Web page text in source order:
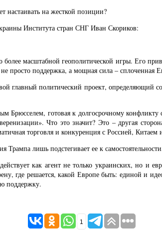
настаивать на жесткой позиции?
Института стран СНГ Иван Скориков:
более масштабной геополитической игры. Его
просто поддержка, а мощная сила – сплоченная
главный политический проект,
готовая к долгосрочному
Что это значит? Это – другая
торговля и конкуренция с Россией,
лишь подстегивает ее к
как агент не только украинских, но и
где решается, какой Европе быть: единой и
поддержку.
1